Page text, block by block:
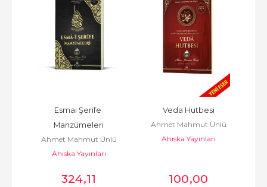
Esmai Şerife
Manzümeleri
Ahmet Mahmut Ünlü
Ahıska Yayınları
324,11
Veda Hutbesi
Ahmet Mahmut Ünlü
Ahıska Yayınları
100,00